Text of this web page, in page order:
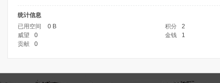
统计信息
已用空间
0 B 积分
2
威望
0 金钱
1
贡献
0